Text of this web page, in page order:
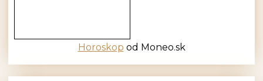
Horoskop od Moneo.sk